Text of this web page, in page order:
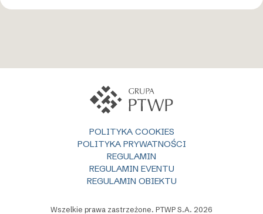
POLITYKA COOKIES
POLITYKA PRYWATNOŚCI
REGULAMIN
REGULAMIN EVENTU
REGULAMIN OBIEKTU
Wszelkie prawa zastrzeżone. PTWP S.A. 2026